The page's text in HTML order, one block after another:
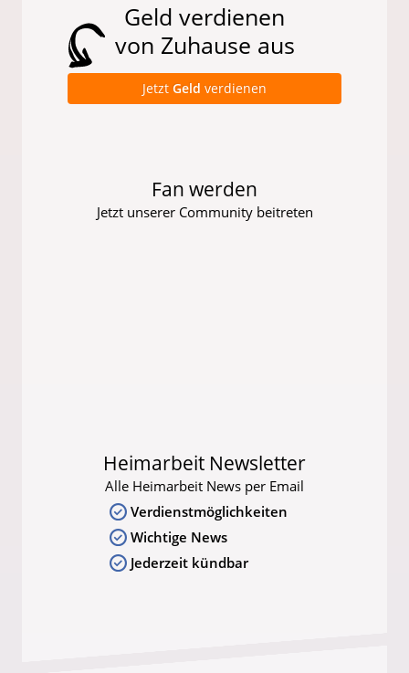
Geld verdienen
von Zuhause aus
Jetzt Geld verdienen
Fan werden
Jetzt unserer Community beitreten
Heimarbeit Newsletter
Alle Heimarbeit News per Email
Verdienstmöglichkeiten
Wichtige News
Jederzeit kündbar